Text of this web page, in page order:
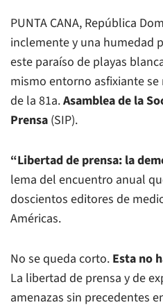
PUNTA CANA, República
inclemente y una humedad
este paraíso de playas
mismo entorno asfixiante
de la 81a.Asamblea de la
Prensa (SIP).
“Libertad de prensa: la
lema del encuentro anual
doscientos editores de
Américas.
No se queda corto. Esta no
La libertad de prensa y de
amenazas sin precedentes